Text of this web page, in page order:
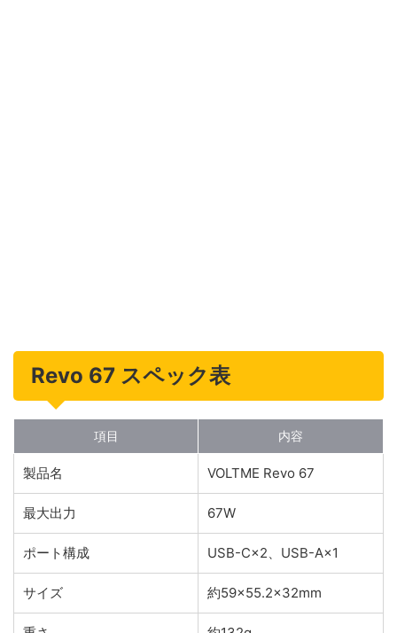
Revo 67 スペック表
項目 内容
製品名 VOLTME Revo 67
最大出力 67W
ポート構成 USB-C×2、USB-A×1
サイズ 約59×55.2×32mm